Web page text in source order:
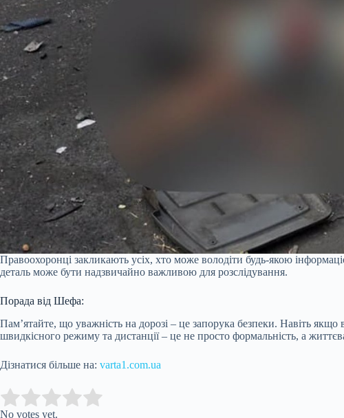
Правоохоронці закликають усіх, хто може володіти будь-якою
деталь може бути надзвичайно важливою для розслідування.
Порада від Шефа:
Пам’ятайте, що уважність на дорозі – це запорука безпеки. Навіть
швидкісного режиму та дистанції – це не просто формальність, а
Дізнатися більше на: varta1.com.ua
Rate this item:
No votes yet.